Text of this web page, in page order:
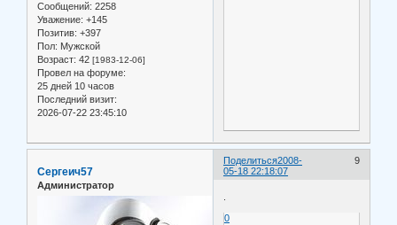
Сообщений: 2258
Уважение: +145
Позитив: +397
Пол: Мужской
Возраст: 42 [1983-12-06]
Провел на форуме:
25 дней 10 часов
Последний визит:
2026-07-22 23:45:10
Поделиться 9
2008-
05-18 22:18:07
Сергеич57
Администратор
.
0